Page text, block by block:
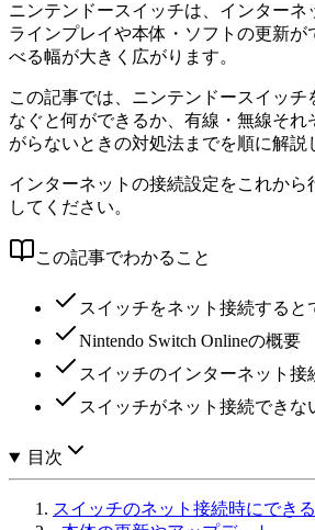
ニンテンドースイッチは、インターネ
ラインプレイや本体・ソフトの更新が
べる幅が大きく広がります。
この記事では、ニンテンドースイッチ
なぐと何ができるか、有線・無線それ
がらないときの対処法までを順に解説
インターネットの接続設定をこれから
してください。
この記事でわかること
スイッチをネット接続すると
Nintendo Switch Onlineの概要
スイッチのインターネット接
スイッチがネット接続できな
目次
スイッチのネット接続時にでき